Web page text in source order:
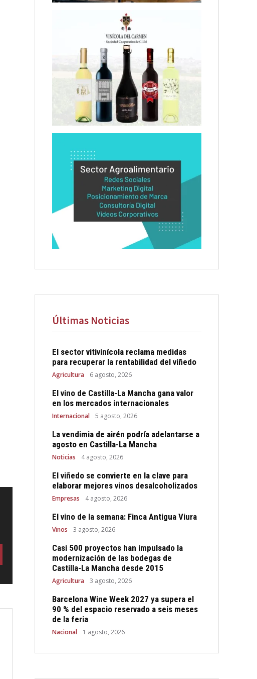
Últimas Noticias
El sector vitivinícola reclama medidas
para recuperar la rentabilidad del viñedo
Agricultura 6 agosto, 2026
El vino de Castilla-La Mancha gana valor
en los mercados internacionales
Internacional 5 agosto, 2026
La vendimia de airén podría adelantarse a
agosto en Castilla-La Mancha
Noticias 4 agosto, 2026
El viñedo se convierte en la clave para
elaborar mejores vinos desalcoholizados
Empresas 4 agosto, 2026
El vino de la semana: Finca Antigua Viura
Vinos 3 agosto, 2026
Casi 500 proyectos han impulsado la
modernización de las bodegas de
Castilla-La Mancha desde 2015
Agricultura 3 agosto, 2026
Barcelona Wine Week 2027 ya supera el
90 % del espacio reservado a seis meses
de la feria
Nacional 1 agosto, 2026